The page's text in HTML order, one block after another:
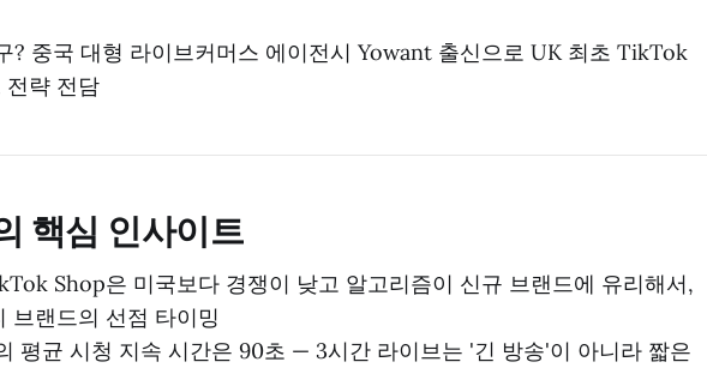
? 중국 대형 라이브커머스 에이전시 Yowant 출신으로 UK 최초 TikTok
전략 전담
핵심 인사이트
Shop은 미국보다 경쟁이 낮고 알고리즘이 신규 브랜드에 유리해서,
브랜드의 선점 타이밍
평균 시청 지속 시간은 90초 — 3시간 라이브는 '긴 방송'이 아니라 짧은